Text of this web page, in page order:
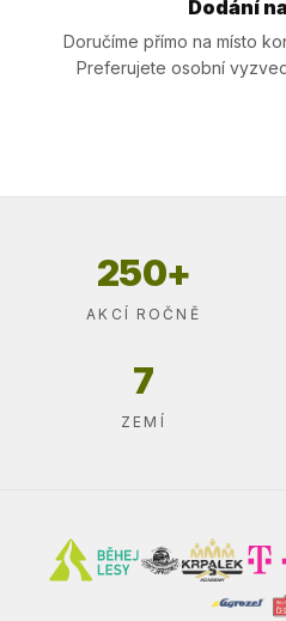
Dodání
Doručíme přímo na místo
Preferujete osobní
250+
AKCÍ ROČNĚ
7
ZEMÍ